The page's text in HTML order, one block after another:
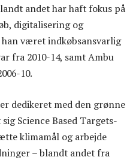
andet har haft fokus på
digitalisering og
været indkøbsansvarlig
fra 2010-14, samt Ambu
10.
dedikeret med den grønne
Science Based Targets-
klimamål og arbejde
– blandt andet fra